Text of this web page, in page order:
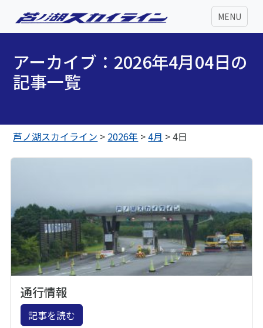
MENU
アーカイブ：2026年4月04日の
記事一覧
芦ノ湖スカイライン > 2026年 >4月 >4日
通行情報
記事を読む